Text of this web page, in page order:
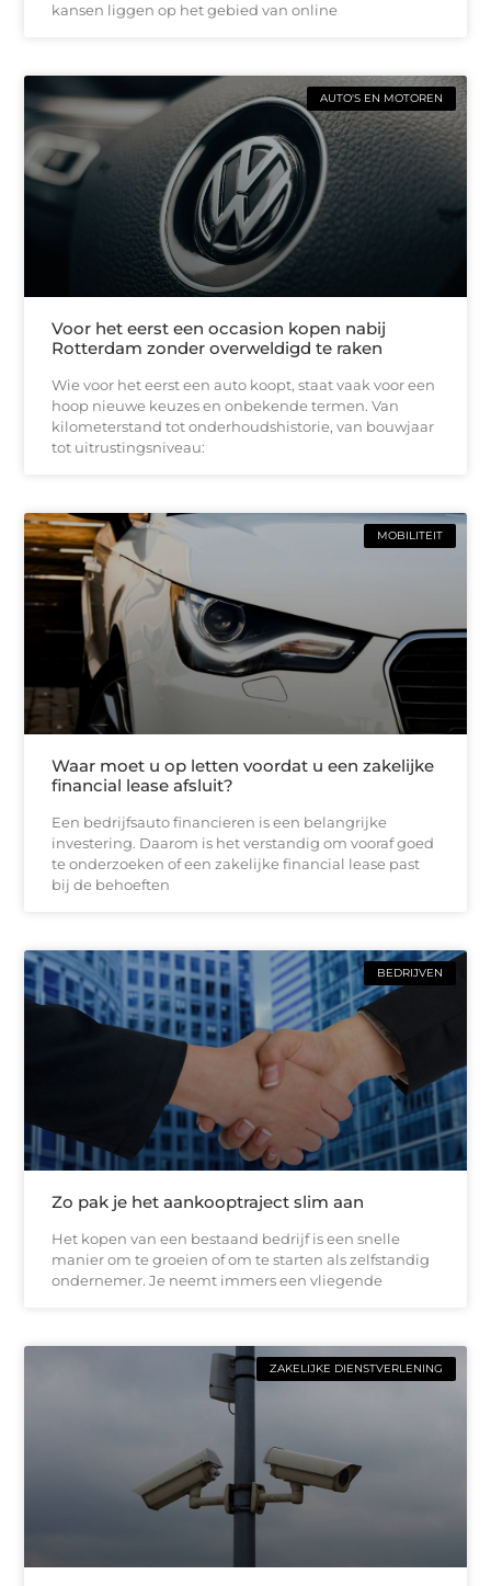
kansen liggen op het gebied van online
AUTO'S EN MOTOREN
Voor het eerst een occasion kopen nabij
Rotterdam zonder overweldigd te raken
Wie voor het eerst een auto koopt, staat vaak voor een
hoop nieuwe keuzes en onbekende termen. Van
kilometerstand tot onderhoudshistorie, van bouwjaar
tot uitrustingsniveau:
MOBILITEIT
Waar moet u op letten voordat u een zakelijke
financial lease afsluit?
Een bedrijfsauto financieren is een belangrijke
investering. Daarom is het verstandig om vooraf goed
te onderzoeken of een zakelijke financial lease past
bij de behoeften
BEDRIJVEN
Zo pak je het aankooptraject slim aan
Het kopen van een bestaand bedrijf is een snelle
manier om te groeien of om te starten als zelfstandig
ondernemer. Je neemt immers een vliegende
ZAKELIJKE DIENSTVERLENING